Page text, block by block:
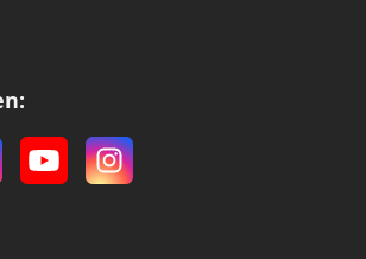
YouTubeInstagram